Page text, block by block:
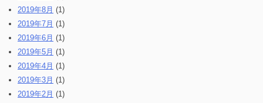
2019年8月 (1)
2019年7月 (1)
2019年6月 (1)
2019年5月 (1)
2019年4月 (1)
2019年3月 (1)
2019年2月 (1)